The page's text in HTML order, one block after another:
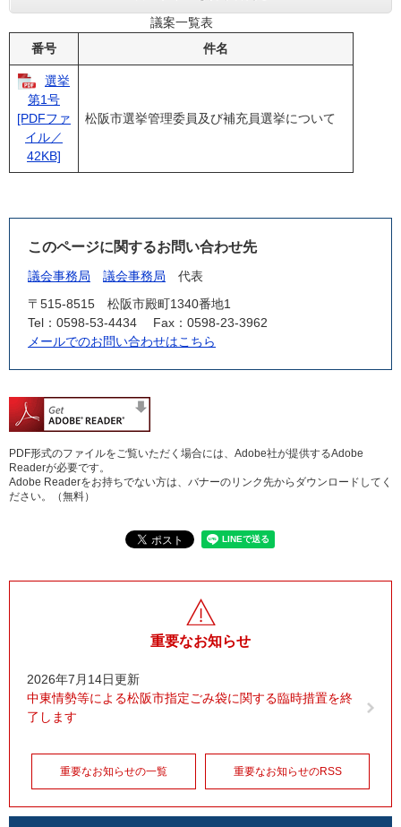
議案一覧表
番号
件名
選挙
第1号
[PDFファ
イル／
42KB]
松阪市選挙管理委員及び補充員選挙について
このページに関するお問い合わせ先
議会事務局 議会事務局
代表
〒515-8515
松阪市殿町1340番地1
Tel：0598-53-4434
Fax：0598-23-3962
メールでのお問い合わせはこちら
PDF形式のファイルをご覧いただく場合には、Adobe社が提供するAdobe
Readerが必要です。
Adobe Readerをお持ちでない方は、バナーのリンク先からダウンロードしてく
ださい。（無料）
重要なお知らせ
2026年7月14日更新
中東情勢等による松阪市指定ごみ袋に関する臨時措置を終
了します
重要なお知らせの一覧 重要なお知らせのRSS